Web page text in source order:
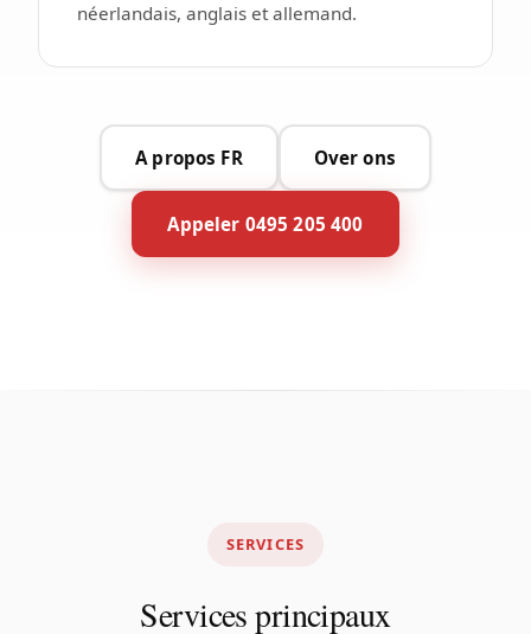
néerlandais, anglais et allemand.
A propos FR Over ons
Appeler 0495 205 400
SERVICES
Services principaux